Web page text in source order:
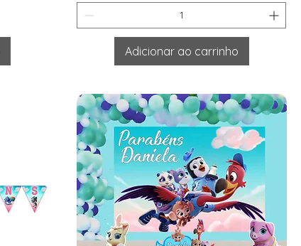
Adicionar ao carrinho